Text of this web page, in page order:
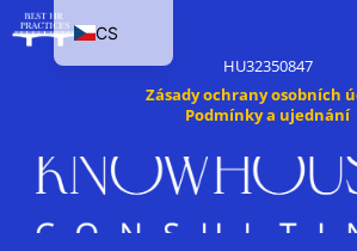
Knowhouse Consulting Kft. 1141
HU32350847
Zásady ochrany osobních
Podmínky a ujednání
CS
EN
PL